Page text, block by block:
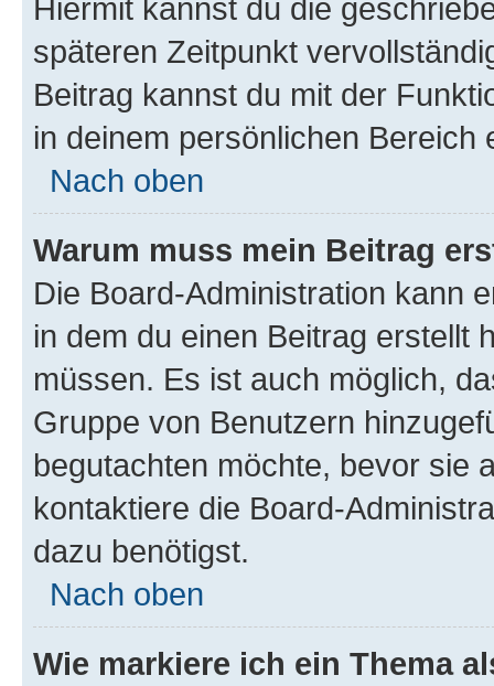
Hiermit kannst du die
späteren Zeitpunkt
Beitrag kannst du mit der
in deinem persönlichen Bereich
Nach oben
Warum muss mein Beitrag
Die Board-Administration kann
in dem du einen Beitrag erstellt
müssen. Es ist auch möglich,
Gruppe von Benutzern
begutachten möchte, bevor sie
kontaktiere die Board-
dazu benötigst.
Nach oben
Wie markiere ich ein Thema